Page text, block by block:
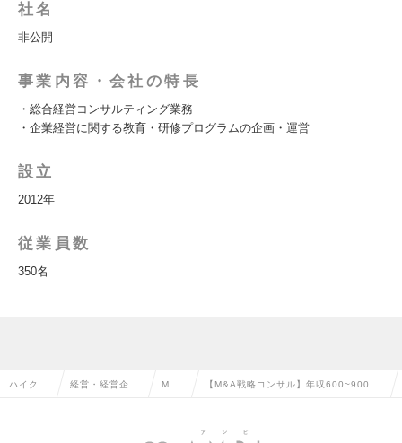
社名
非公開
事業内容・会社の特長
・総合経営コンサルティング業務
・企業経営に関する教育・研修プログラムの企画・運営
設立
2012年
従業員数
350名
ハイクラ 経営・経営企 M&A 【M&A戦略コンサル】年収600~900万